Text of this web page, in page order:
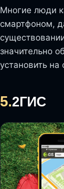
Многие люди
смартфоном,
значительно
установить на
5.2ГИС